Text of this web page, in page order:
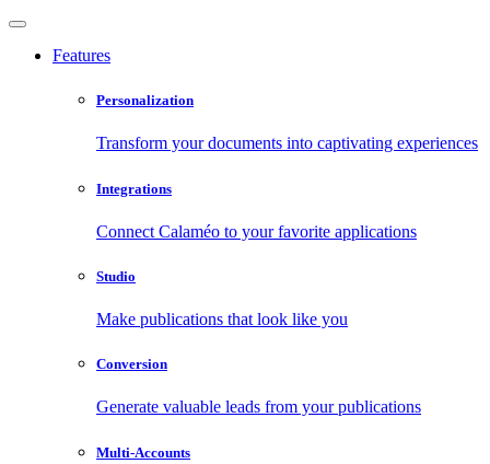
Features
Personalization
Transform your documents into captivating experiences
Integrations
Connect Calaméo to your favorite applications
Studio
Make publications that look like you
Conversion
Generate valuable leads from your publications
Multi-Accounts